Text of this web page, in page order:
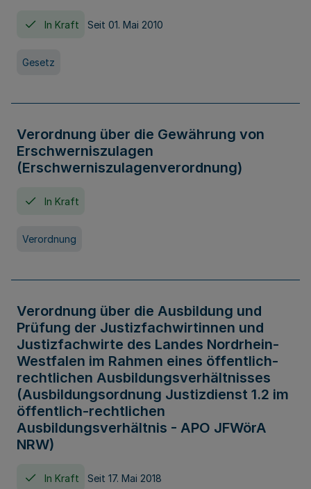
In Kraft Seit 01. Mai 2010
Gesetz
Verordnung über die Gewährung von
Erschwerniszulagen
(Erschwerniszulagenverordnung)
In Kraft
Verordnung
Verordnung über die Ausbildung und
Prüfung der Justizfachwirtinnen und
Justizfachwirte des Landes Nordrhein-
Westfalen im Rahmen eines öffentlich-
rechtlichen Ausbildungsverhältnisses
(Ausbildungsordnung Justizdienst 1.2 im
öffentlich-rechtlichen
Ausbildungsverhältnis - APO JFWörA
NRW)
In Kraft Seit 17. Mai 2018